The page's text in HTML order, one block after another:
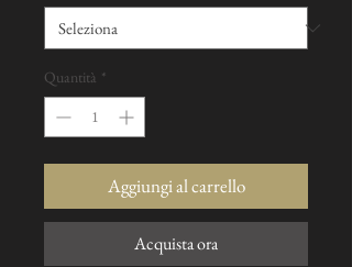
Quantità *
Aggiungi al carrello
Acquista ora